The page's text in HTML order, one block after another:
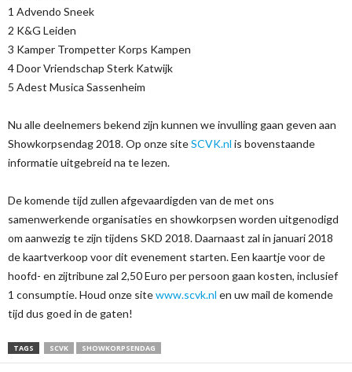
1 Advendo Sneek
2 K&G Leiden
3 Kamper Trompetter Korps Kampen
4 Door Vriendschap Sterk Katwijk
5 Adest Musica Sassenheim
Nu alle deelnemers bekend zijn kunnen we invulling gaan geven aan
Showkorpsendag 2018. Op onze siteSCVK.nl is bovenstaande
informatie uitgebreid na te lezen.
De komende tijd zullen afgevaardigden van de met ons
samenwerkende organisaties en showkorpsen worden uitgenodigd
om aanwezig te zijn tijdens SKD 2018. Daarnaast zal in januari 2018
de kaartverkoop voor dit evenement starten. Een kaartje voor de
hoofd- en zijtribune zal 2,50 Euro per persoon gaan kosten, inclusief
1 consumptie. Houd onze sitewww.scvk.nl en uw mail de komende
tijd dus goed in de gaten!
TAGS SCVK SHOWKORPSENDAG